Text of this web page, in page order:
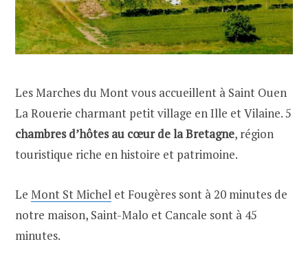
Les Marches du Mont vous accueillent à Saint Ouen
La Rouerie charmant petit village en Ille et Vilaine. 5
chambres d’hôtes au cœur de la Bretagne, région
touristique riche en histoire et patrimoine.
Le Mont St Michel et Fougères sont à 20 minutes de
notre maison, Saint-Malo et Cancale sont à 45
minutes.